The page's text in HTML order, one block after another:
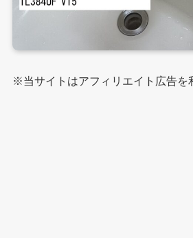
※当サイトはアフィリエイト広告を